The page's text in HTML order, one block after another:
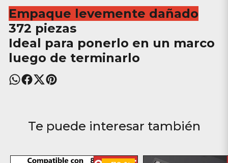
Empaque levemente dañado
372 piezas
Ideal para ponerlo en un marco
luego de terminarlo
Te puede interesar también